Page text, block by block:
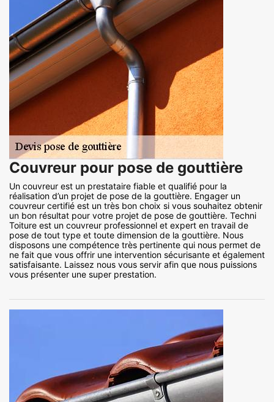
Couvreur pour pose de gouttière
Un couvreur est un prestataire fiable et qualifié pour la
réalisation d’un projet de pose de la gouttière. Engager un
couvreur certifié est un très bon choix si vous souhaitez obtenir
un bon résultat pour votre projet de pose de gouttière. Techni
Toiture est un couvreur professionnel et expert en travail de
pose de tout type et toute dimension de la gouttière. Nous
disposons une compétence très pertinente qui nous permet de
ne fait que vous offrir une intervention sécurisante et également
satisfaisante. Laissez nous vous servir afin que nous puissions
vous présenter une super prestation.